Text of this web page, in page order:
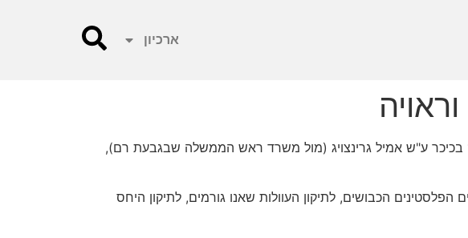
ארכיון
אירוע הדלקת המשואות, ביוזמת "יש גבול", יתקיים, בפעם העשרים, ביום ב', 1.5.2017, בשעה 19:45 בכיכר ע"ש אמיל גרינצויג (מול משרד ראש הממשלה שבגבעת רם),
בשטחים הפלסטינים הכבושים, לתיקון העוולות שאנו גורמים, לתיקון היחס